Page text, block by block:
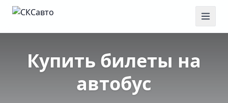
Купить билеты на
автобус